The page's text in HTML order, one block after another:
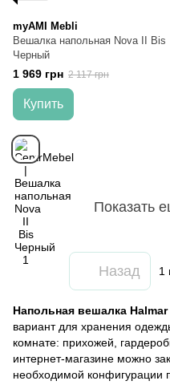
myAMI Mebli
Вешалка напольная Nova II Bis
Черный
1 969 грн 2 117 грн
Купить
Показать
Назад 1
Напольная вешалка Halmar
вариант для хранения
комнате: прихожей,
интернет-магазине можно
необходимой конфигурации